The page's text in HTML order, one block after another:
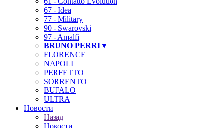
67 - Idea
77 - Military
90 - Swarovski
97 - Amalfi
BRUNO PERRI▼
FLORENCE
NAPOLI
PERFETTO
SORRENTO
BUFALO
ULTRA
Новости
Назад
Новости